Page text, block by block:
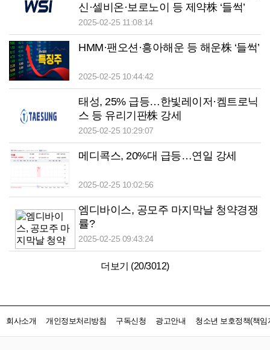
신·셀비온·보로노이 등 제약株 ‘들썩’
2025-02-25 11:08:14
HMM·팬오션·흥아해운 등 해운株 ‘들썩’
2025-02-25 10:44:42
태성, 25% 급등…한빛레이저·켐트로닉
스 등 유리기판株 강세
2025-02-25 10:29:07
메디콕스, 20%대 급등…연일 강세
2025-02-25 10:02:56
엠디바이스, 공모주 마지막날 청약경쟁
률?
2025-02-25 09:43:24
더보기 (20/3012)
회사소개 개인정보처리방침 구독신청 광고안내 청소년 보호정책(책임